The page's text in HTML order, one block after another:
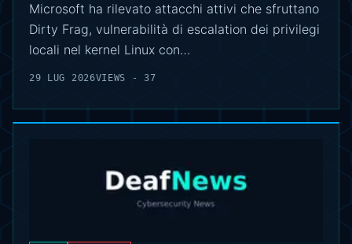
Microsoft ha rilevato attacchi attivi che sfruttano
Dirty Frag, vulnerabilità di escalation dei privilegi
locali nel kernel Linux con…
29 LUG 2026VIEWS - 37